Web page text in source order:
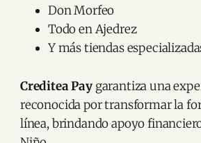
Don Morfeo
Todo en Ajedrez
Y más tiendas
Creditea Paygarantiza una
reconocida por transformar la
línea, brindando apoyo